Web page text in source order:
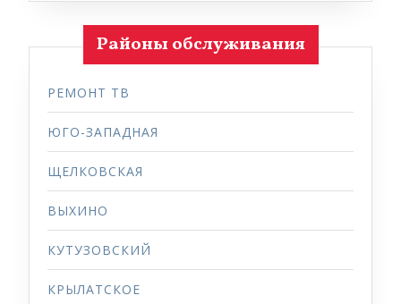
Районы обслуживания
РЕМОНТ ТВ
ЮГО-ЗАПАДНАЯ
ЩЕЛКОВСКАЯ
ВЫХИНО
КУТУЗОВСКИЙ
КРЫЛАТСКОЕ